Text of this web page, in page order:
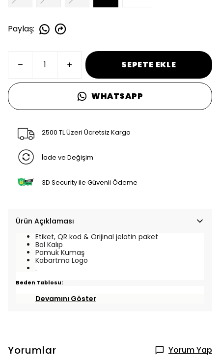
Paylaş:
SEPETE EKLE
WHATSAPP
2500 TL Üzeri Ücretsiz Kargo
İade ve Değişim
3D Security ile Güvenli Ödeme
Ürün Açıklaması
Etiket, QR kod & Orijinal jelatin paket
Bol Kalıp
Pamuk Kumaş
Kabartma Logo
.
Beden Tablosu:
Devamını Göster
Yorumlar Yorum Yap